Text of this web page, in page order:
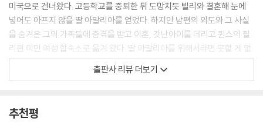
사람들이 그 상위 1퍼센트에 분개하는 것은 그들에게 공감할 만한 속사정
이 없을 때, 샴페인 욕조에서 헤엄치는 정체 모를 뚱보 고양이로 희화화될
때만이다. 하지만 어떤 억만장자에게 그럴듯한 정보를 가미하면? 그러면
미국인들은 황홀해한다!
을 몰랐다. 그녀가 어떻게 알 수 있겠는가? 미국에서는 부자가 아니라면 튼
미국으로 건너왔다. 고등학교를 중퇴한 뒤 도망치듯 빌리와 결혼해 눈에
넣어도 아프지 않을 딸 아말리아를 얻었다. 하지만 남편의 외도와 그 사실
을 숨겨온 그의 가족들에 충격을 받고 이혼, 갓난아이를 데리고 퀸스의 필
리핀 이민 여성 합숙소로 옮겨 왔다. 딸 아말리아를 위해서라면 못할 게 없
다, 그게 착하고 소심한 제인을 골든 오크스 농장으로 이끈 동력이다. 제인
의 사촌이자 타갈로그어로 큰언니라는 뜻의 ‘아테’라고 불리는 에벌린 아
애를 입은 아들에게 최고의 치료를 받게 해줄 돈을 벌기 위해 마흔이 넘어
출판사 리뷰 더보기
추천평